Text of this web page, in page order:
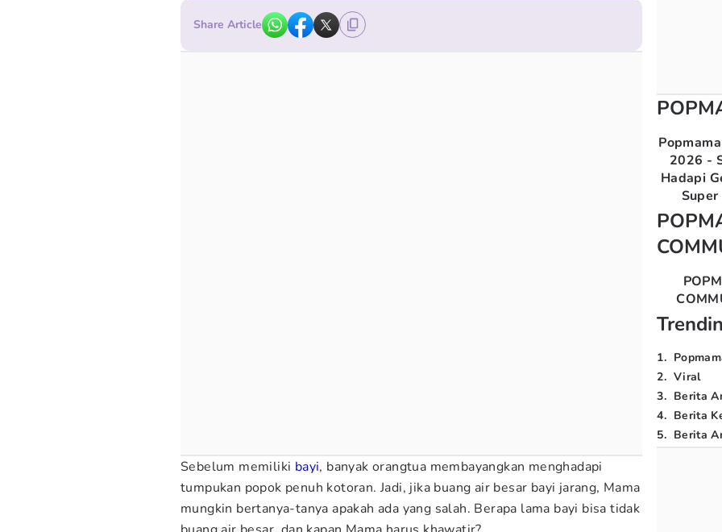
Share Article
Sebelum memiliki bayi, banyak orangtua membayangkan menghadapi
tumpukan popok penuh kotoran. Jadi, jika buang air besar bayi jarang, Mama
mungkin bertanya-tanya apakah ada yang salah. Berapa lama bayi bisa tidak
2026 -
Hadapi
1.
2. Viral
3. Berita
4. Berita
5. Berita